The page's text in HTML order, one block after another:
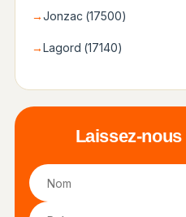
→Jonzac (17500)
→Lagord (17140)
Laissez-nous